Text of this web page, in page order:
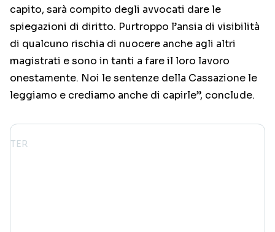
capito, sarà compito degli avvocati dare le
spiegazioni di diritto. Purtroppo l’ansia di visibilità
di qualcuno rischia di nuocere anche agli altri
magistrati e sono in tanti a fare il loro lavoro
onestamente. Noi le sentenze della Cassazione le
leggiamo e crediamo anche di capirle”, conclude.